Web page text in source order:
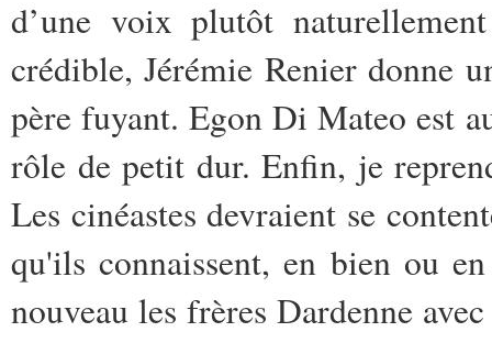
d’une voix plutôt
crédible, Jérémie Renier donne
père fuyant. Egon Di Mateo est
rôle de petit dur. Enfin, je
Les cinéastes devraient se
qu'ils connaissent, en bien ou
nouveau les frères Dardenne